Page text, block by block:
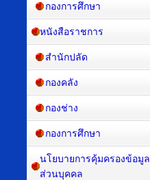
กองการศึกษา
หนังสือราชการ
สำนักปลัด
กองคลัง
กองช่าง
กองการศึกษา
นโยบายการคุ้มครองข้อมูล
ส่วนบุคคล